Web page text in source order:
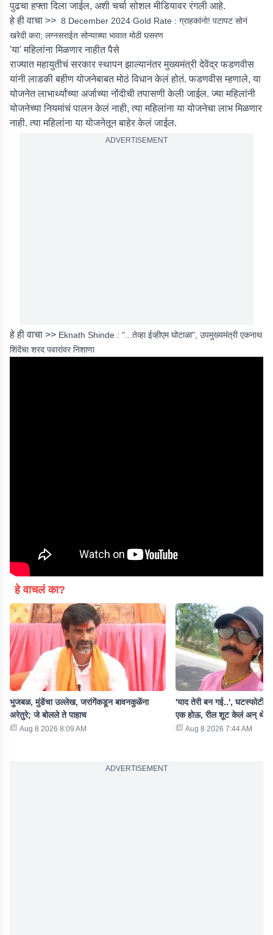
पुढचा हफ्ता दिला जाईल, अशी चर्चा सोशल मीडियावर रंगली आहे.
हे ही वाचा >> 8 December 2024 Gold Rate : ग्राहकांनो! पटापट सोनं
खरेदी करा; लग्नसराईत सोन्याच्या भावात मोठी घसरण
'या' महिलांना मिळणार नाहीत पैसे
राज्यात महायुतीचं सरकार स्थापन झाल्यानंतर मुख्यमंत्री देवेंद्र फडणवीस
यांनी लाडकी बहीण योजनेबाबत मोठं विधान केलं होतं. फडणवीस म्हणाले, या
योजनेत लाभार्थ्यांच्या अर्जाच्या नोंदीची तपासणी केली जाईल. ज्या महिलांनी
योजनेच्या नियमांचं पालन केलं नाही, त्या महिलांना या योजनेचा लाभ मिळणार
नाही. त्या महिलांना या योजनेतून बाहेर केलं जाईल.
ADVERTISEMENT
हे ही वाचा >> Eknath Shinde : "...तेव्हा ईव्हीएम घोटाळा", उपमुख्यमंत्री एकनाथ
शिंदेंचा शरद पवारांवर निशाणा
हे वाचलं का?
भुजबळ, मुंडेंचा उल्लेख, जरांगेंकडून बावनकुळेंना
अरेतुरे; जे बोलले ते पाहाच
Aug 8 2026 8:09 AM
'याद तेरी बन गई..', घटस्फोटीत
एक होऊ, रील शूट केलं अन् थेट
Aug 8 2026 7:44 AM
ADVERTISEMENT